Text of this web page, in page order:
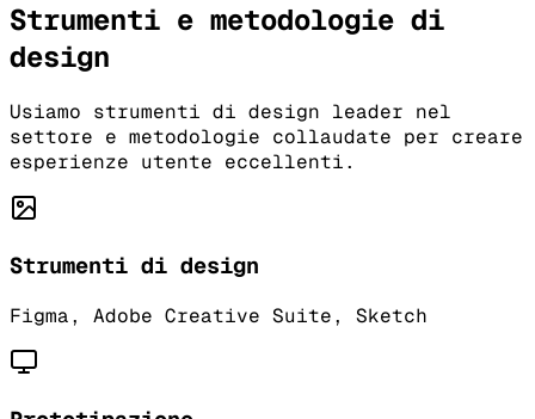
Strumenti e metodologie di
design
Usiamo strumenti di design leader nel
settore e metodologie collaudate per creare
esperienze utente eccellenti.
Strumenti di design
Figma, Adobe Creative Suite, Sketch